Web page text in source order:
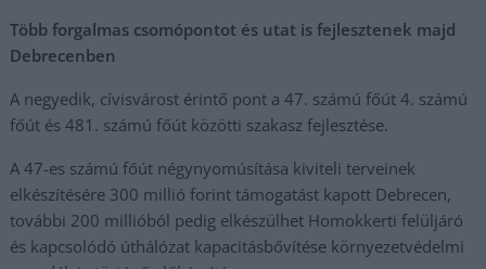
Több forgalmas csomópontot és utat is fejlesztenek majd
Debrecenben
A negyedik, cívisvárost érintő pont a 47. számú főút 4. számú
főút és 481. számú főút közötti szakasz fejlesztése.
A 47-es számú főút négynyomúsítása kiviteli terveinek
elkészítésére 300 millió forint támogatást kapott Debrecen,
további 200 millióból pedig elkészülhet Homokkerti felüljáró
és kapcsolódó úthálózat kapacitásbővítése környezetvédelmi